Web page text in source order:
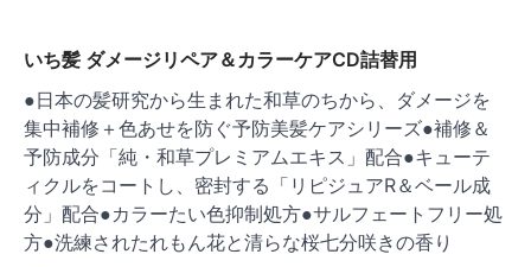
シ
ョ
ン
いち髪 ダメージリペア＆カラーケアCD詰替用
●日本の髪研究から生まれた和草のちから、ダメージを
集中補修＋色あせを防ぐ予防美髪ケアシリーズ●補修＆
予防成分「純・和草プレミアムエキス」配合●キューテ
ィクルをコートし、密封する「リピジュアR＆ベール成
分」配合●カラーたい色抑制処方●サルフェートフリー処
方●洗練されたれもん花と清らな桜七分咲きの香り